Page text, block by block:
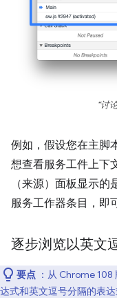
“讨
例如，假设您在主脚
想查看服务工件上下
（来源）面板显示
服务工作器条目，即
逐步浏览以英文
要点 ：从 Chrome 108
达式和英文逗号分隔的表达